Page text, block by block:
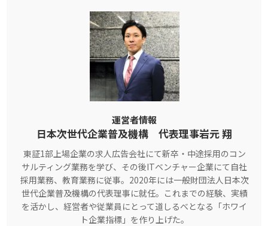
運営者情報
日本次世代企業普及機構 代表理事岩元 翔
東証1部上場企業の求人広告会社にて新卒・中途採用のコン
サルティング業務を学び、その後ITベンチャー企業にて自社
採用業務、教育業務に従事。2020年には一般財団法人日本次
世代企業普及機構の代表理事に就任。これまでの経験、実績
を活かし、経営者や従業員にとって道しるべとなる「ホワイ
ト企業指標」を作り上げた。